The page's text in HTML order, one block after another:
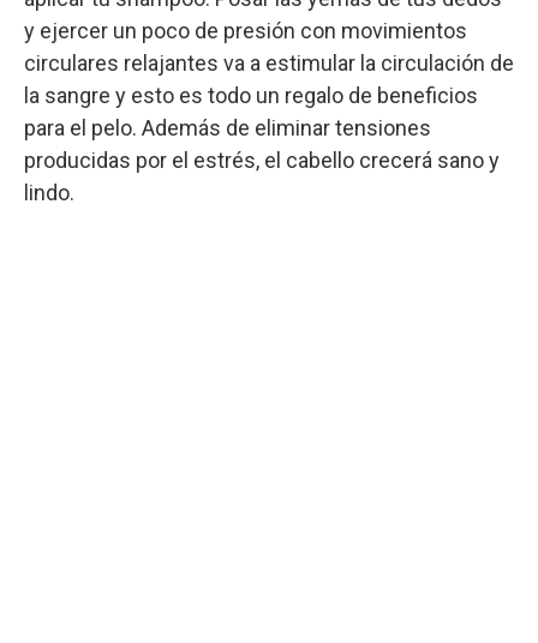
y ejercer un poco de presión con movimientos
circulares relajantes va a estimular la circulación de
la sangre y esto es todo un regalo de beneficios
para el pelo. Además de eliminar tensiones
producidas por el estrés, el cabello crecerá sano y
lindo.